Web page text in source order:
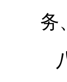
务